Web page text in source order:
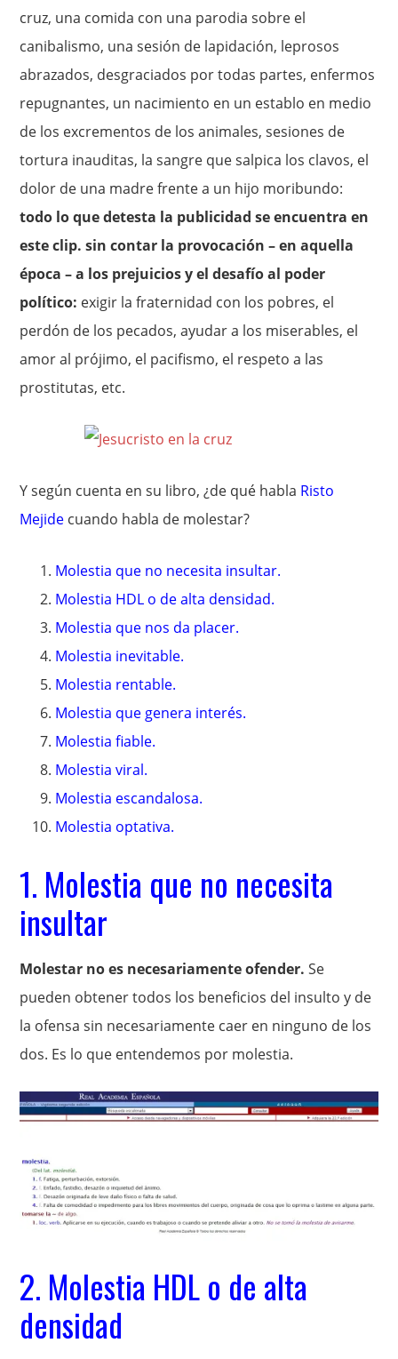
cruz, una comida con una parodia sobre el
canibalismo, una sesión de lapidación, leprosos
abrazados, desgraciados por todas partes, enfermos
repugnantes, un nacimiento en un establo en medio
de los excrementos de los animales, sesiones de
tortura inauditas, la sangre que salpica los clavos, el
dolor de una madre frente a un hijo moribundo:
todo lo que detesta la publicidad se encuentra en
este clip. sin contar la provocación – en aquella
época – a los prejuicios y el desafío al poder
político: exigir la fraternidad con los pobres, el
perdón de los pecados, ayudar a los miserables, el
amor al prójimo, el pacifismo, el respeto a las
prostitutas, etc.
Y según cuenta en su libro, ¿de qué habla Risto
Mejide cuando habla de molestar?
Molestia que no necesita insultar.
Molestia HDL o de alta densidad.
Molestia que nos da placer.
Molestia inevitable.
Molestia rentable.
Molestia que genera interés.
Molestia fiable.
Molestia viral.
Molestia escandalosa.
Molestia optativa.
1. Molestia que no necesita
insultar
Molestar no es necesariamente ofender. Se
pueden obtener todos los beneficios del insulto y de
la ofensa sin necesariamente caer en ninguno de los
dos. Es lo que entendemos por molestia.
2. Molestia HDL o de alta
densidad